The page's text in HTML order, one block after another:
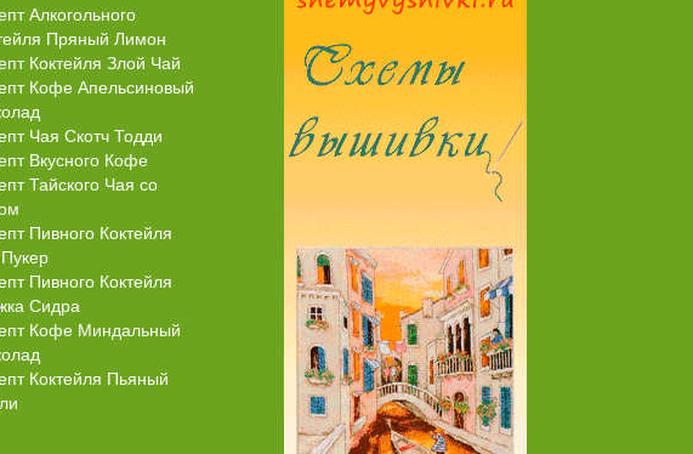
Алкогольного
Пряный Лимон
Коктейля Злой Чай
Кофе Апельсиновый
Чая Скотч Тодди
Вкусного Кофе
Тайского Чая со
Пивного Коктейля
Пивного Коктейля
Сидра
Кофе Миндальный
Коктейля Пьяный